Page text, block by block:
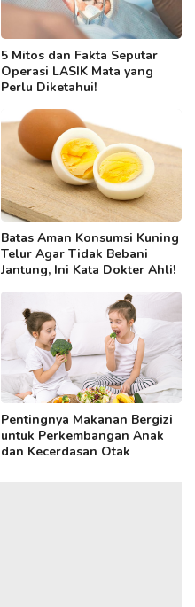
5 Mitos dan Fakta Seputar
Operasi LASIK Mata yang
Perlu Diketahui!
Batas Aman Konsumsi Kuning
Telur Agar Tidak Bebani
Jantung, Ini Kata Dokter Ahli!
Pentingnya Makanan Bergizi
untuk Perkembangan Anak
dan Kecerdasan Otak